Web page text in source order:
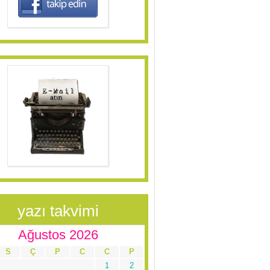
yazı takvimi
Ağustos 2026
S Ç P C C
P
1
2